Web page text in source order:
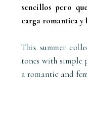
sencillos pero
carga romantica y
This summer
tones with simple
a romantic and